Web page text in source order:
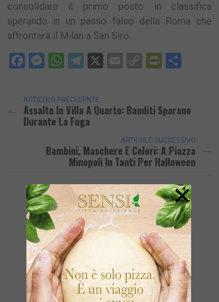
consolidare il primo posto in classifica
sperando in un passo falso della Roma che
affronterà il Milan a San Siro.
Facebook
Messenger
WhatsApp
Telegram
X EmailCopy
ARTICOLO PRECEDENTE
Assalto In Villa A Quarto: Banditi Sparano
Durante La Fuga
ARTICOLO SUCCESSIVO
Bambini, Maschere E Colori: A Piazza
Minopoli In Tanti Per Halloween
×